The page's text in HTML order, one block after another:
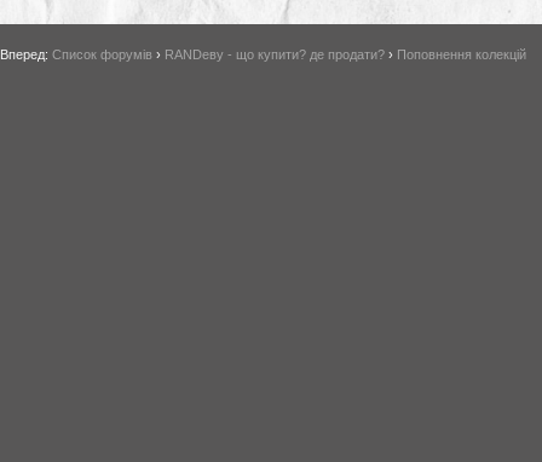
Вперед: Список форумів › RANDеву - що купити? де продати? › Поповнення колекцій